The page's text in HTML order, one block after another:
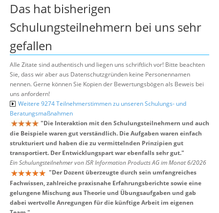
Das hat bisherigen
Schulungsteilnehmern bei uns sehr
gefallen
Alle Zitate sind authentisch und liegen uns schriftlich vor! Bitte beachten
Sie, dass wir aber aus Datenschutzgründen keine Personennamen
nennen. Gerne können Sie Kopien der Bewertungsbögen als Beweis bei
uns anfordern!
Weitere 9274 Teilnehmerstimmen zu unseren Schulungs- und
Beratungsmaßnahmen
"Die Interaktion mit den Schulungsteilnehmern und auch
die Beispiele waren gut verständlich. Die Aufgaben waren einfach
strukturiert und haben die zu vermittelnden Prinzipien gut
transportiert. Der Entwicklungspart war ebenfalls sehr gut."
Ein Schulungsteilnehmer von ISR Information Products AG im Monat 6/2026
"Der Dozent überzeugte durch sein umfangreiches
Fachwissen, zahlreiche praxisnahe Erfahrungsberichte sowie eine
gelungene Mischung aus Theorie und Übungsaufgaben und gab
dabei wertvolle Anregungen für die künftige Arbeit im eigenen